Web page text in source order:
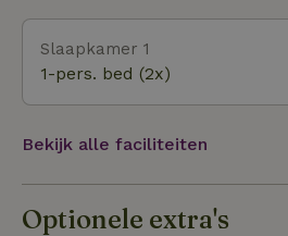
aan het einde van een
druk autoverkeer voor de
van omwonende. Ook voor het
gasten op afstand voorbij.
Slaapkamer 1
1-pers. bed (2x)
Bekijk alle faciliteiten
Optionele extra's